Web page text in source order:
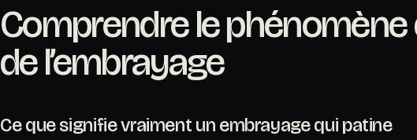
Comprendre le
de l’embrayage
Ce que signifie vraiment un embrayage qui patine